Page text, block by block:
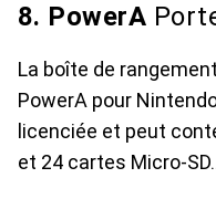
8. PowerA
La boîte de
PowerA pour
licenciée et peut
et 24 cartes Micro-SD